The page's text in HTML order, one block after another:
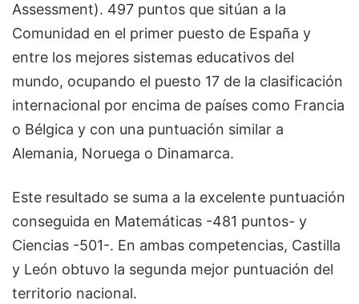
Assessment). 497 puntos que sitúan a la
Comunidad en el primer puesto de España y
entre los mejores sistemas educativos del
mundo, ocupando el puesto 17 de la clasificación
internacional por encima de países como Francia
o Bélgica y con una puntuación similar a
Alemania, Noruega o Dinamarca.
Este resultado se suma a la excelente puntuación
conseguida en Matemáticas -481 puntos- y
Ciencias -501-. En ambas competencias, Castilla
y León obtuvo la segunda mejor puntuación del
territorio nacional.